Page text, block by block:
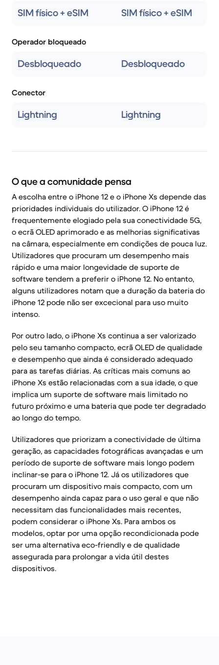
SIM físico + eSIM SIM físico + eSIM
Operador bloqueado
Desbloqueado Desbloqueado
Conector
Lightning Lightning
O que a comunidade pensa
A escolha entre o iPhone 12 e o iPhone Xs depende das
prioridades individuais do utilizador. O iPhone 12 é
frequentemente elogiado pela sua conectividade 5G,
o ecrã OLED aprimorado e as melhorias significativas
na câmara, especialmente em condições de pouca luz.
Utilizadores que procuram um desempenho mais
rápido e uma maior longevidade de suporte de
software tendem a preferir o iPhone 12. No entanto,
alguns utilizadores notam que a duração da bateria do
iPhone 12 pode não ser excecional para uso muito
intenso.
Por outro lado, o iPhone Xs continua a ser valorizado
pelo seu tamanho compacto, ecrã OLED de qualidade
e desempenho que ainda é considerado adequado
para as tarefas diárias. As críticas mais comuns ao
iPhone Xs estão relacionadas com a sua idade, o que
implica um suporte de software mais limitado no
futuro próximo e uma bateria que pode ter degradado
ao longo do tempo.
Utilizadores que priorizam a conectividade de última
geração, as capacidades fotográficas avançadas e um
período de suporte de software mais longo podem
inclinar-se para o iPhone 12. Já os utilizadores que
procuram um dispositivo mais compacto, com um
desempenho ainda capaz para o uso geral e que não
necessitam das funcionalidades mais recentes,
podem considerar o iPhone Xs. Para ambos os
modelos, optar por uma opção recondicionada pode
ser uma alternativa eco-friendly e de qualidade
assegurada para prolongar a vida útil destes
dispositivos.